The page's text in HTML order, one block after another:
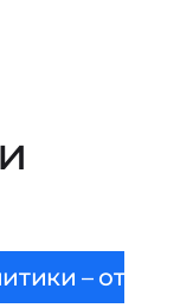
– от